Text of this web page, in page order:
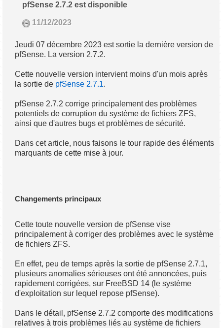
pfSense 2.7.2 est disponible
11/12/2023
Jeudi 07 décembre 2023 est sortie la dernière version de
pfSense. La version 2.7.2.
Cette nouvelle version intervient moins d'un mois après
la sortie de pfSense 2.7.1.
pfSense 2.7.2 corrige principalement des problèmes
potentiels de corruption du système de fichiers ZFS,
ainsi que d'autres bugs et problèmes de sécurité.
Dans cet article, nous faisons le tour rapide des éléments
marquants de cette mise à jour.
Changements principaux
Cette toute nouvelle version de pfSense vise
principalement à corriger des problèmes avec le système
de fichiers ZFS.
En effet, peu de temps après la sortie de pfSense 2.7.1,
plusieurs anomalies sérieuses ont été annoncées, puis
rapidement corrigées, sur FreeBSD 14 (le système
d'exploitation sur lequel repose pfSense).
Dans le détail, pfSense 2.7.2 comporte des modifications
relatives à trois problèmes liés au système de fichiers